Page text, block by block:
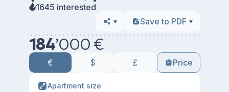
1645 interested
Save to PDF
184’000 €
€ $ £ Price
Apartment size